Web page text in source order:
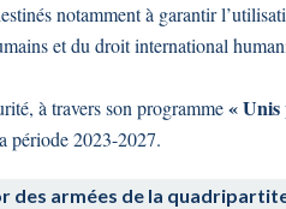
notamment à garantir
et du droit international
à travers son programme«
période 2023-2027.
des armées de la